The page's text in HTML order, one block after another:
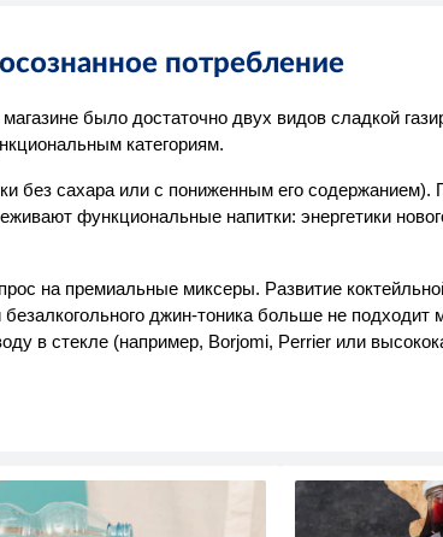
потребление
было достаточно двух видов сладкой
категориям.
без сахара или с пониженным его
функциональные напитки: энергетики
на премиальные миксеры. Развитие
джин-тоника больше не
в стекле (например, Borjomi, Perrier или